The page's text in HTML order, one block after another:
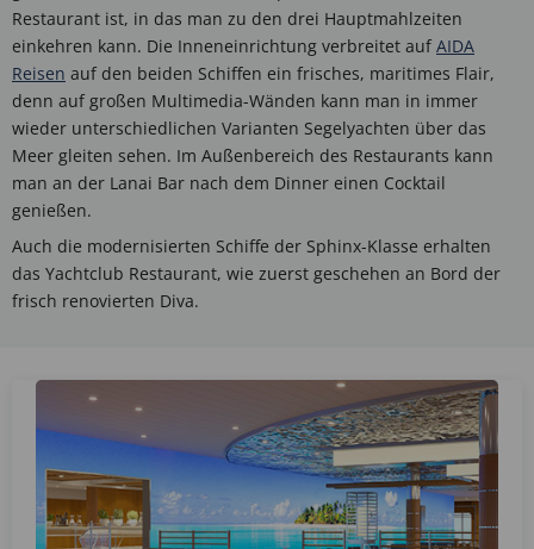
Restaurant ist, in das man zu den drei Hauptmahlzeiten
einkehren kann. Die Inneneinrichtung verbreitet auf AIDA
Reisen auf den beiden Schiffen ein frisches, maritimes Flair,
denn auf großen Multimedia-Wänden kann man in immer
wieder unterschiedlichen Varianten Segelyachten über das
Meer gleiten sehen. Im Außenbereich des Restaurants kann
man an der Lanai Bar nach dem Dinner einen Cocktail
genießen.
Auch die modernisierten Schiffe der Sphinx-Klasse erhalten
das Yachtclub Restaurant, wie zuerst geschehen an Bord der
frisch renovierten Diva.